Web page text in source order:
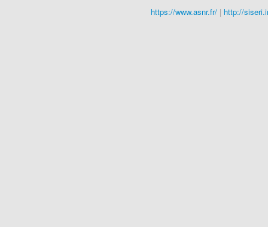
https://www.asnr.fr/| http://